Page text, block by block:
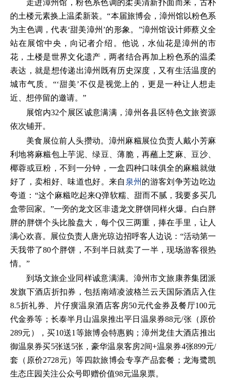
走进漳州馆，粉色系色调的柔美清新扑面而来，古朴
的土楼元素换上温柔新装。“本届旅博会，漳州馆以粉色系
为主色调，代表‘甜美漳州’的形象。”漳州馆设计师蔡义全
站在展馆中央，向记者介绍。他说，水仙花是漳州的市
花，土楼是世界文化遗产，两者结合再加上粉色系的温柔
表达，就是想传递出漳州既有历史深度，又有生活温度的
城市气质。“‘甜美’不仅是视觉上的，更是一种让人想走
近、想停留的邀请。”
展馆内32个展区诚意满满，漳州各县区特色文旅资源
依次铺开。
美食展位前人头攒动。漳州麻糍展位负责人戴小芳麻
利地将麻糍包上芋泥、绿豆、薄脆，再蘸上芝麻、豆沙、
椰蓉或豆粉，不到一分钟，一盒四种口味俱全的麻糍就做
好了，卖相好、味道也好。来自 泉州 的游客刘争芳边吃边
夸道：“这个麻糍吃起来Q弹软糯、甜而不腻，我要多买几
盒带回家。”一旁的龙文区非遗龙文胖饼同样火爆。白白胖
胖的胖饼个头比脸盘大，每个仅三两重，捧在手里，让人
满心欢喜。展位负责人唐光琼边招呼客人边说：“活动第一
天我带了80个胖饼，不到半日就卖了一半，现场游客很热
情。”
到场文旅企业同样诚意满满。漳州市文旅康养集团派
发旗下酒店折扣券，包括南靖凌波格兰云天国际酒店入住
8.5折礼券、片仔癀温泉酒店客房50元代金券及餐厅100元
代金券等；长泰半月山温泉推出平日温泉券88元/张（原价
289元），买10送1等旅博会特惠购；漳州龙佳大酒店推出
御温泉券买5张送5张，豪华温泉客房2间+温泉券4张899元/
套（原价2728元）等四款旅博会专享产品套餐；龙海鹭凯
生态庄园关注公众号即赠价值98元温泉票。